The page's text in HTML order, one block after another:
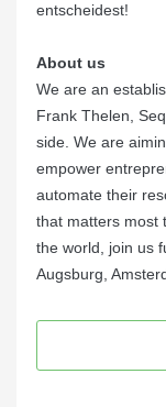
entscheidest!
About us
We are an
Frank Thelen,
side. We are
empower
automate their
that matters most
the world, join us
Augsburg,